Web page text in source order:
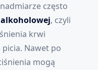
często
, czyli
krwi
picia. Nawet po
mogą